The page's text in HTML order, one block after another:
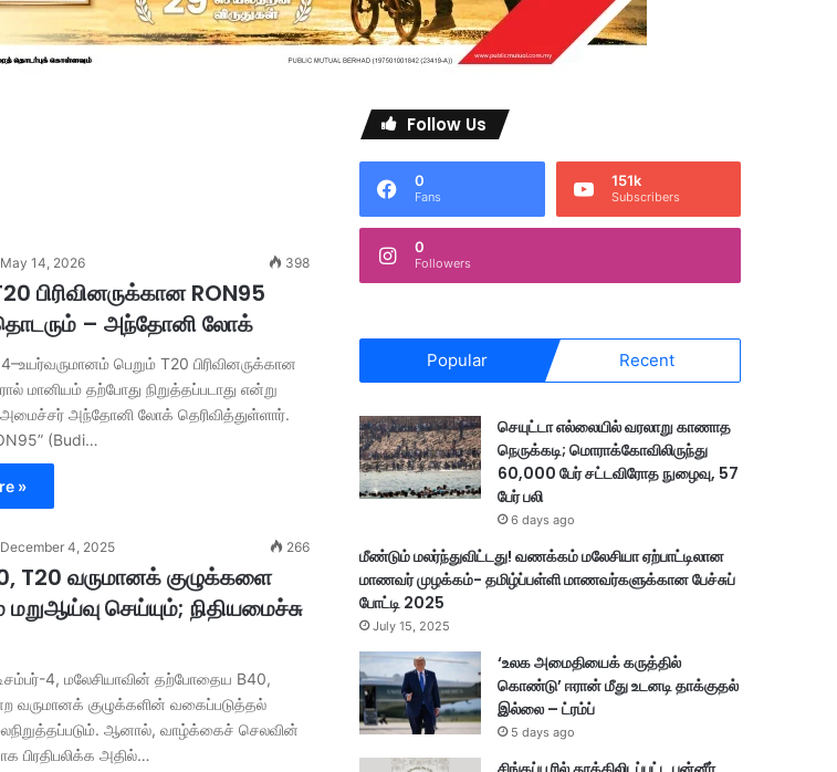
May 14, 2026 398
பிரிவினருக்கான RON95
– அந்தோனி லோக்
பெறும் T20 பிரிவினருக்கான
மானியம் தற்போது நிறுத்தப்படாது என்று
அமைச்சர் அந்தோனி லோக் தெரிவித்துள்ளார்.
(Budi…
»
December 4, 2025 266
T20 வருமானக் குழுக்களை
செய்யும்; நிதியமைச்சு
4, மலேசியாவின் தற்போதைய B40,
வருமானக் குழுக்களின் வகைப்படுத்தல்
ஆனால், வாழ்க்கைச் செலவின்
பிரதிபலிக்க அதில்…
Follow Us
0
Fans
151k
Subscribers
0
Followers
Popular Recent
செயுட்டா எல்லையில் வரலாறு காணாத
நெருக்கடி; மொராக்கோவிலிருந்து
60,000 பேர் சட்டவிரோத நுழைவு, 57
பேர் பலி
6 days ago
மீண்டும் மலர்ந்துவிட்டது! வணக்கம் மலேசியா ஏற்பாட்டிலான
மாணவர் முழக்கம்- தமிழ்ப்பள்ளி மாணவர்களுக்கான பேச்சுப்
போட்டி 2025
July 15, 2025
‘உலக அமைதியைக் கருத்தில்
கொண்டு’ ஈரான் மீது உடனடி தாக்குதல்
இல்லை – ட்ரம்ப்
5 days ago